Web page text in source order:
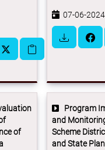
07-06-2024
of
Program
and
Scheme
and State